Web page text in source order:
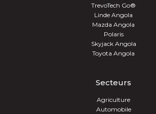
TrevoTech Go®
Linde Angola
Mazda Angola
Polaris
Skyjack Angola
Toyota Angola
Secteurs
Agriculture
Automobile